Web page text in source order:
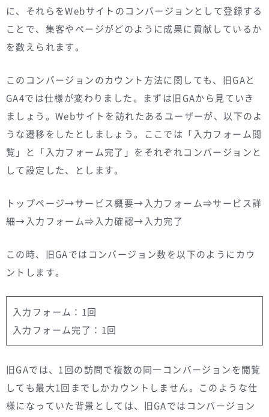
に、それらをWebサイトのコンバージョンとして登録する
ことで、集客やページがどのように成果に貢献しているか
を数えられます。
このコンバージョンのカウント方法に関しても、旧GAと
GA4では仕様が変わりました。まずは旧GAから見ていき
ましょう。Webサイトを訪れたあるユーザーが、以下のよ
うな遷移をしたとしましょう。ここでは「入力フォーム閲
覧」と「入力フォーム完了」をそれぞれコンバージョンと
して設定した、とします。
トップページ→サービス概要→入力フォーム⇒サービス詳
細→入力フォーム⇒入力確認→入力完了
この時、旧GAではコンバージョン数を以下のようにカウ
ントします。
入力フォーム：1回
入力フォーム完了：1回
旧GAでは、1回の訪問で複数の同一コンバージョンを閲覧
しても最大1回までしかカウントしません。このような仕
様になっていた背景としては、旧GAではコンバージョン